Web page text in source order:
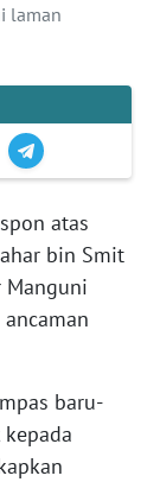
laman
atas
bin Smit
Manguni
baru-